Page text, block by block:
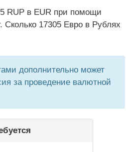
RUP в EUR при помощи
Сколько 17305 Евро в Рублях
дополнительно может
за проведение валютной